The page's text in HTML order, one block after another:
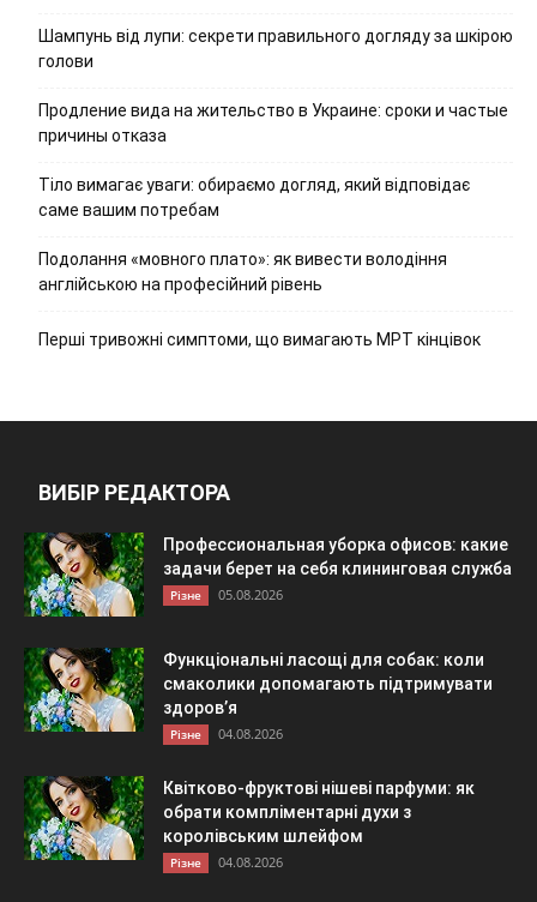
Шампунь від лупи: секрети правильного догляду за шкірою
голови
Продление вида на жительство в Украине: сроки и частые
причины отказа
Тіло вимагає уваги: обираємо догляд, який відповідає
саме вашим потребам
Подолання «мовного плато»: як вивести володіння
англійською на професійний рівень
Перші тривожні симптоми, що вимагають МРТ кінцівок
ВИБІР РЕДАКТОРА
Профессиональная уборка офисов: какие
задачи берет на себя клининговая служба
Різне 05.08.2026
Функціональні ласощі для собак: коли
смаколики допомагають підтримувати
здоров’я
Різне 04.08.2026
Квітково-фруктові нішеві парфуми: як
обрати компліментарні духи з
королівським шлейфом
Різне 04.08.2026